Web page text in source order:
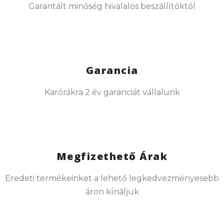
Garantált minőség hivalalos beszállítóktól
Garancia
Karórákra 2 év garanciát vállalunk
Megfizethető Árak
Eredeti termékeinket a lehető legkedvezményesebb
áron kínáljuk